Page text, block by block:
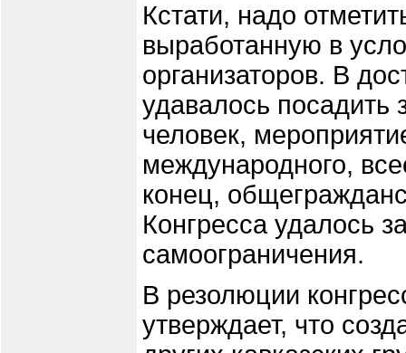
Кстати, надо
выработанную в
организаторов. В
удавалось посадить
человек,
международного,
конец,
Конгресса удалось
самоограничения.
В резолюции
утверждает, что